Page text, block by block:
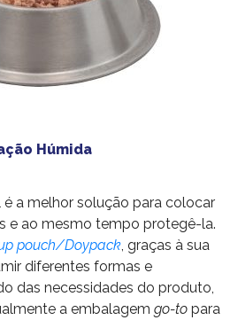
Húmida
a melhor solução para colocar
e ao mesmo tempo protegê-la.
pouch/Doypack , graças à sua
diferentes formas e
das necessidades do produto,
a embalagem go-to para